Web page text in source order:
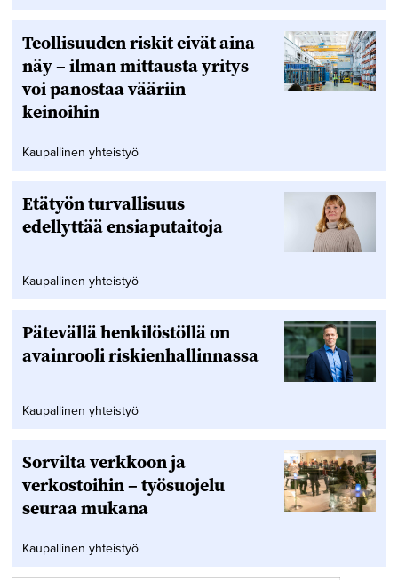
Teollisuuden riskit eivät aina
näy – ilman mittausta yritys
voi panostaa vääriin
keinoihin
Kaupallinen yhteistyö
Etätyön turvallisuus
edellyttää ensiaputaitoja
Kaupallinen yhteistyö
Pätevällä henkilöstöllä on
avainrooli riskienhallinnassa
Kaupallinen yhteistyö
Sorvilta verkkoon ja
verkostoihin – työsuojelu
seuraa mukana
Kaupallinen yhteistyö